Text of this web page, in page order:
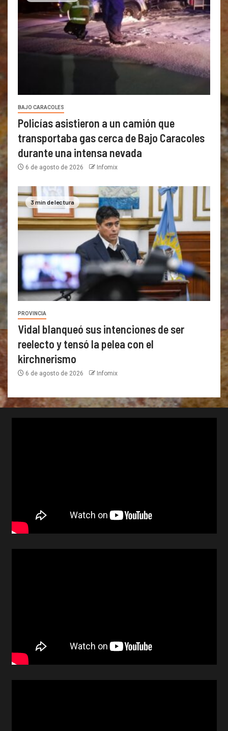
BAJO CARACOLES
Policías asistieron a un camión que
transportaba gas cerca de Bajo Caracoles
durante una intensa nevada
6 de agosto de 2026 Infomix
3 min de lectura
PROVINCIA
Vidal blanqueó sus intenciones de ser
reelecto y tensó la pelea con el
kirchnerismo
6 de agosto de 2026 Infomix